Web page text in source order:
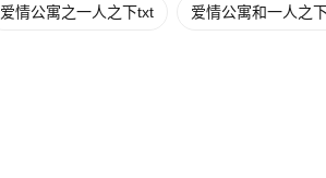
爱情公寓之一人之下txt 爱情公寓和一人之